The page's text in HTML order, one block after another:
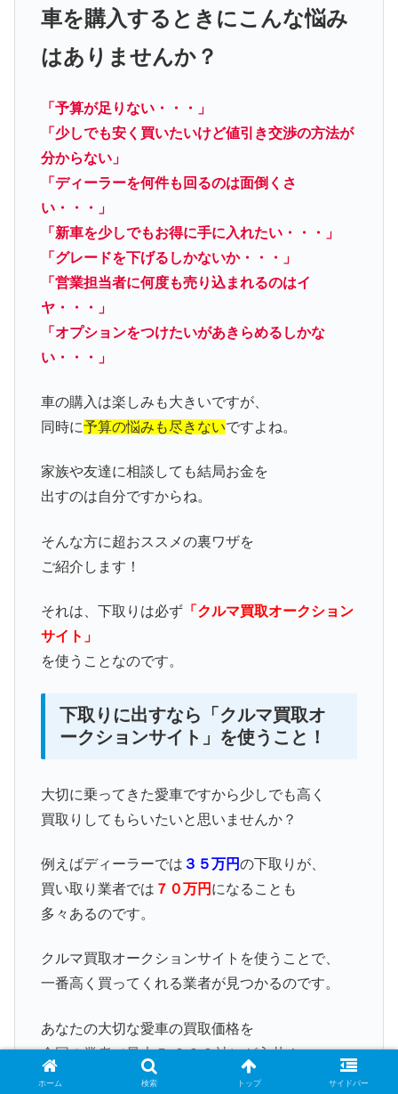
車を購入するときにこんな悩み
はありませんか？
「予算が足りない・・・」
「少しでも安く買いたいけど値引き交渉の方法が
分からない」
「ディーラーを何件も回るのは面倒くさ
い・・・」
「新車を少しでもお得に手に入れたい・・・」
「グレードを下げるしかないか・・・」
「営業担当者に何度も売り込まれるのはイ
ヤ・・・」
「オプションをつけたいがあきらめるしかな
い・・・」
車の購入は楽しみも大きいですが、
同時に予算の悩みも尽きないですよね。
家族や友達に相談しても結局お金を
出すのは自分ですからね。
そんな方に超おススメの裏ワザを
ご紹介します！
それは、下取りは必ず「クルマ買取オークション
サイト」
を使うことなのです。
下取りに出すなら「クルマ買取オ
ークションサイト」を使うこと！
大切に乗ってきた愛車ですから少しでも高く
買取りしてもらいたいと思いませんか？
例えばディーラーでは ３５万円の下取りが、
買い取り業者では ７０万円 になることも
多々あるのです。
クルマ買取オークションサイトを使うことで、
一番高く買ってくれる業者が見つかるのです。
あなたの大切な愛車の買取価格を
全国の業者（最大５,０００社）が入札！
本当の最高額がわかります。
ホーム 検索 トップ サイドバー